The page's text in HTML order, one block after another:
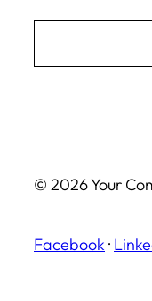
© 2026 Your
Facebook ·